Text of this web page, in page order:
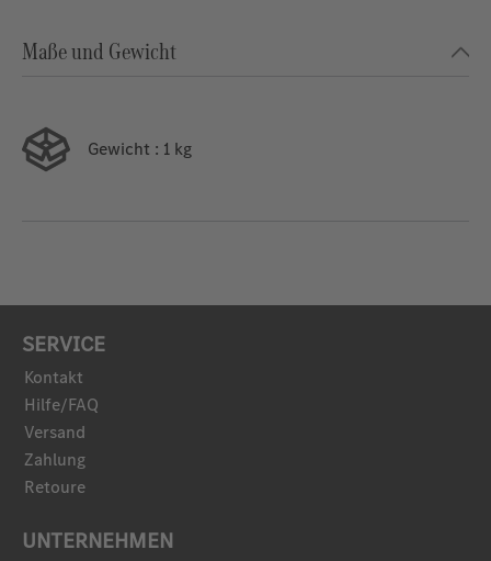
Maße und Gewicht
Gewicht : 1 kg
SERVICE
Kontakt
Hilfe/FAQ
Versand
Zahlung
Retoure
UNTERNEHMEN